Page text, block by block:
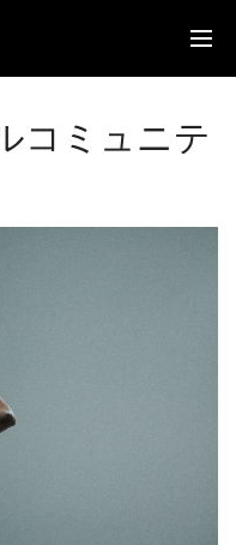
Place
コミュニテ